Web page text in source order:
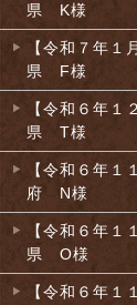
県 K様
【令和７年
県 F様
【令和６年
県 T様
【令和６年
府 N様
【令和６年
県 O様
【令和６年